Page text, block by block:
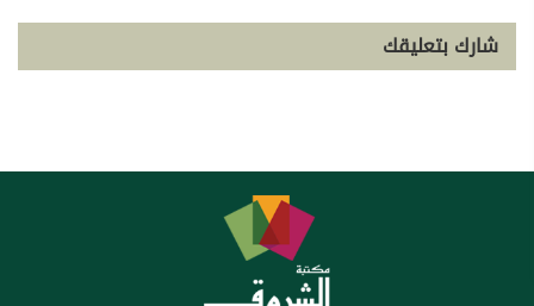
شارك بتعليقك